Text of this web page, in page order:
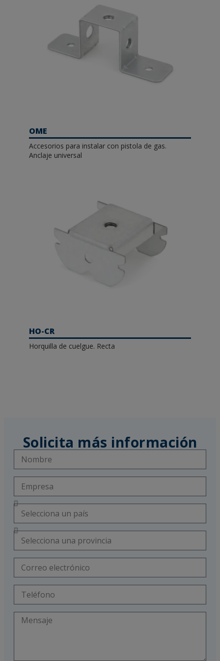
OME
Accesorios para instalar con pistola de gas.
Anclaje universal
HO-CR
Horquilla de cuelgue. Recta
Solicita más información